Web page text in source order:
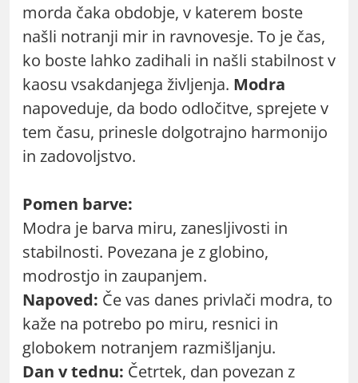
morda čaka obdobje, v katerem boste
našli notranji mir in ravnovesje. To je čas,
ko boste lahko zadihali in našli stabilnost v
kaosu vsakdanjega življenja. Modra
napoveduje, da bodo odločitve, sprejete v
tem času, prinesle dolgotrajno harmonijo
in zadovoljstvo.
Pomen barve:
Modra je barva miru, zanesljivosti in
stabilnosti. Povezana je z globino,
modrostjo in zaupanjem.
Napoved: Če vas danes privlači modra, to
kaže na potrebo po miru, resnici in
globokem notranjem razmišljanju.
Dan v tednu: Četrtek, dan povezan z